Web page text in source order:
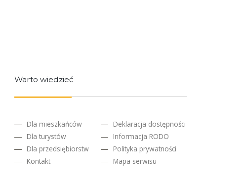
Warto wiedzieć
Dla mieszkańców
Deklaracja dostępności
Dla turystów
Informacja RODO
Dla przedsiębiorstw
Polityka prywatności
Kontakt
Mapa serwisu